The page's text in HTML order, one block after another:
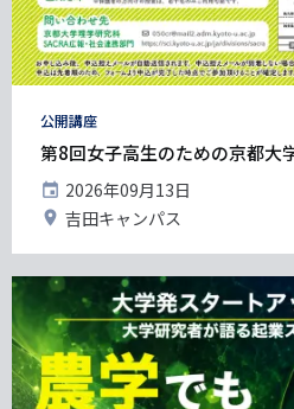
タ
グ
公開講座
第8回女子高生のための京都大
開
催
日
2026年09月13日
開
地
吉田キャンパス